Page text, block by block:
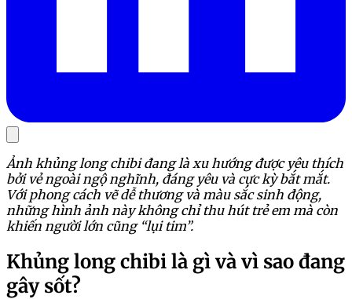
Ảnh khủng long chibi đang là xu hướng được yêu thích
bởi vẻ ngoài ngộ nghĩnh, đáng yêu và cực kỳ bắt mắt.
Với phong cách vẽ dễ thương và màu sắc sinh động,
những hình ảnh này không chỉ thu hút trẻ em mà còn
khiến người lớn cũng “lụi tim”.
Khủng long chibi là gì và vì sao đang
gây sốt?